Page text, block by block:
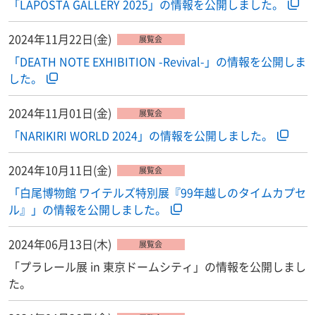
「LAPOSTA GALLERY 2025」の情報を公開しました。
2024年11月22日(金) 展覧会
「DEATH NOTE EXHIBITION -Revival-」の情報を公開しま
した。
2024年11月01日(金) 展覧会
「NARIKIRI WORLD 2024」の情報を公開しました。
2024年10月11日(金) 展覧会
「白尾博物館 ワイテルズ特別展『99年越しのタイムカプセ
ル』」の情報を公開しました。
2024年06月13日(木) 展覧会
「プラレール展 in 東京ドームシティ」の情報を公開しまし
た。